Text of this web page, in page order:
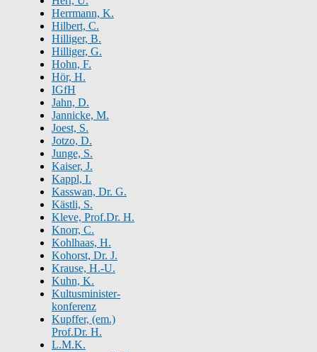
Herrmann, K.
Hilbert, C.
Hilliger, B.
Hilliger, G.
Hohn, F.
Hör, H.
IGfH
Jahn, D.
Jannicke, M.
Joest, S.
Jotzo, D.
Junge, S.
Kaiser, J.
Kappl, I.
Kasswan, Dr. G.
Kästli, S.
Kleve, Prof.Dr. H.
Knorr, C.
Kohlhaas, H.
Kohorst, Dr. J.
Krause, H.-U.
Kuhn, K.
Kultusminister-
konferenz
Kupffer, (em.)
Prof.Dr. H.
L.M.K.